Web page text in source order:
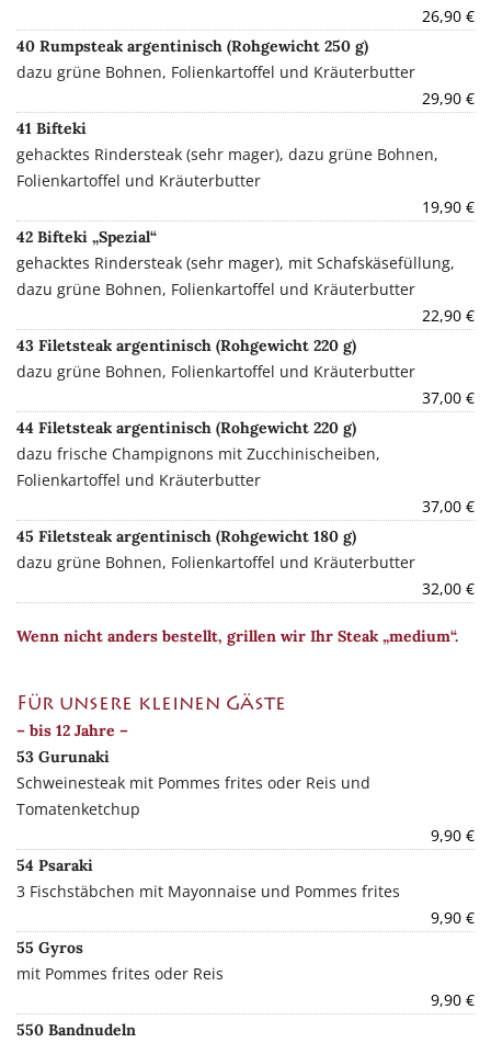
26,90 €
40 Rumpsteak argentinisch (Rohgewicht 250 g)
dazu grüne Bohnen, Folienkartoffel und Kräuterbutter
29,90 €
41 Bifteki
gehacktes Rindersteak (sehr mager), dazu grüne Bohnen,
Folienkartoffel und Kräuterbutter
19,90 €
42 Bifteki „Spezial“
gehacktes Rindersteak (sehr mager), mit Schafskäsefüllung,
dazu grüne Bohnen, Folienkartoffel und Kräuterbutter
22,90 €
43 Filetsteak argentinisch (Rohgewicht 220 g)
dazu grüne Bohnen, Folienkartoffel und Kräuterbutter
37,00 €
44 Filetsteak argentinisch (Rohgewicht 220 g)
dazu frische Champignons mit Zucchinischeiben,
Folienkartoffel und Kräuterbutter
37,00 €
45 Filetsteak argentinisch (Rohgewicht 180 g)
dazu grüne Bohnen, Folienkartoffel und Kräuterbutter
32,00 €
Wenn nicht anders bestellt, grillen wir Ihr Steak „medium“.
Für unsere kleinen Gäste
– bis 12 Jahre –
53 Gurunaki
Schweinesteak mit Pommes frites oder Reis und
Tomatenketchup
9,90 €
54 Psaraki
3 Fischstäbchen mit Mayonnaise und Pommes frites
9,90 €
55 Gyros
mit Pommes frites oder Reis
9,90 €
550 Bandnudeln